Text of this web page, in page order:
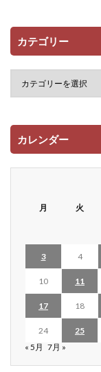
カテゴリー
カレンダー
月 火
3 4
10 11
17 18
24 25
« 5月 7月 »